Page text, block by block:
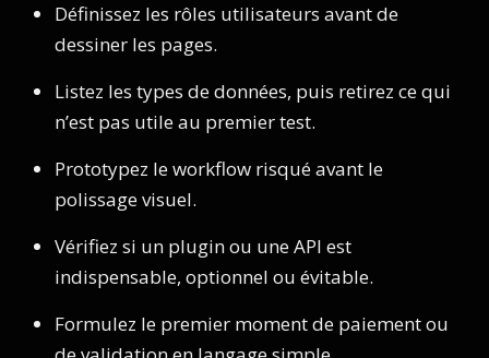
Définissez les rôles utilisateurs avant de
dessiner les pages.
Listez les types de données, puis retirez ce qui
n’est pas utile au premier test.
Prototypez le workflow risqué avant le
polissage visuel.
Vérifiez si un plugin ou une API est
indispensable, optionnel ou évitable.
Formulez le premier moment de paiement ou